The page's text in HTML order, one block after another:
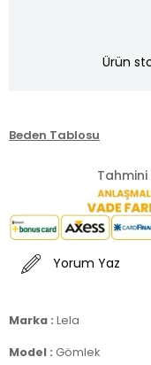
Ürün
Beden Tablosu
Yorum Yaz
Marka : Lela
Model : Gömlek